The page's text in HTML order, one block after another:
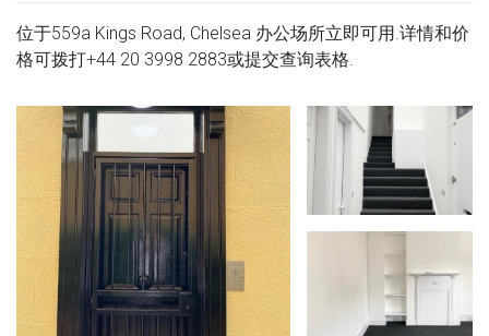
位于559a Kings Road, Chelsea 办公场所立即可用.详情和价
格可拨打+44 20 3998 2883或提交查询表格.